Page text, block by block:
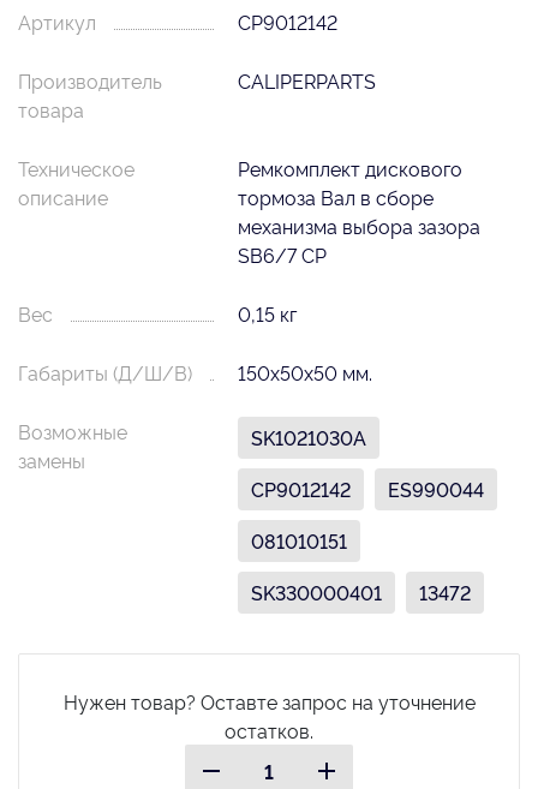
Артикул CP9012142
Производитель
товара
CALIPERPARTS
Техническое
описание
Ремкомплект диcкового
тормоза Вал в сборе
механизма выбора зазора
SB6/7 CP
Вес 0,15 кг
Габариты (Д/Ш/В) 150х50х50 мм.
Возможные
замены
SK1021030A
CP9012142
ES990044
081010151
SK330000401
13472
Нужен товар? Оставте запрос на уточнение
остатков.